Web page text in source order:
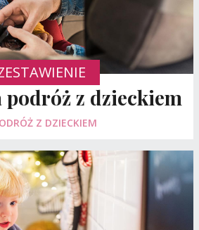
podróż z dzieckiem
Z DZIECKIEM